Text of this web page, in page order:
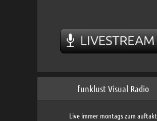
funklust Visual Radio
Live immer montags zum auftakt